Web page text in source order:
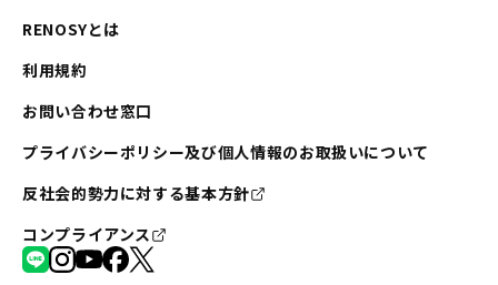
RENOSYとは
利用規約
お問い合わせ窓口
プライバシーポリシー及び個人情報のお取扱いについて
反社会的勢力に対する基本方針
コンプライアンス